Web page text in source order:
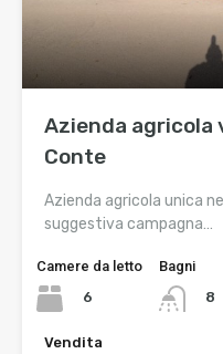
Azienda agricola
Conte
Azienda agricola unica
suggestiva campagna…
Camere da letto
6
Bagni
8
Vendita